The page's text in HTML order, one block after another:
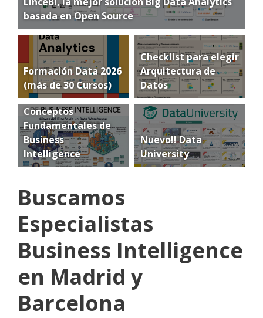
basada en Open Source
Formación Data 2026
(más de 30 Cursos)
Checklist para elegir
Arquitectura de
Datos
Conceptos
Fundamentales de
Business
Intelligence
Nuevo!! Data
University
Buscamos
Especialistas
Business Intelligence
en Madrid y
Barcelona